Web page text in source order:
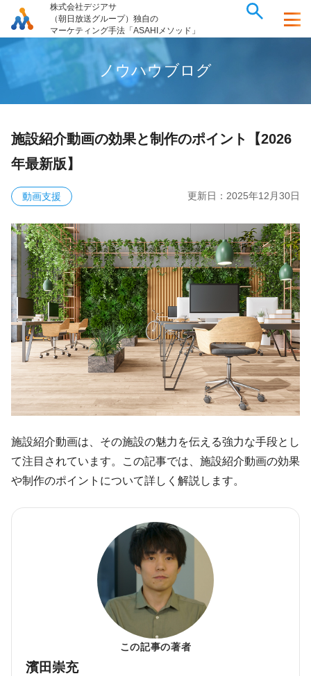
株式会社デジアサ
（朝日放送グループ）独自の
マーケティング手法「ASAHIメソッド」
ノウハウブロ グ
施設紹介動画の効果と制作のポイント【2026
年最新版】
動画支援 更新日： 2025年12月30日
施設紹介動画は、その施設の魅力を伝える強力な手段とし
て注目されています。この記事では、施設紹介動画の効果
や制作のポイントについて詳しく解説します。
この記事の著者
濱田崇充